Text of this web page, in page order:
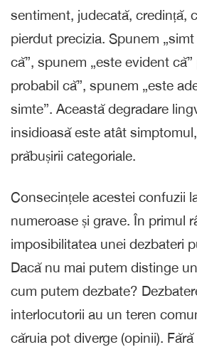
sentiment, judecată, credință,
pierdut precizia. Spunem
că”, spunem „este evident
probabil că”, spunem „este
simte”. Această degradare
insidioasă este atât
prăbușirii categoriale.
Consecințele acestei confuzii
numeroase și grave. În primul
imposibilitatea unei dezbateri
Dacă nu mai putem distinge
cum putem dezbate?
interlocutorii au un teren
căruia pot diverge (opinii).